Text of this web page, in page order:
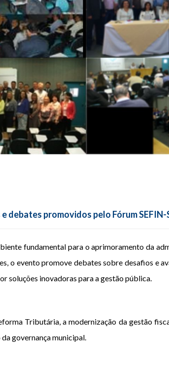
debates promovidos pelo Fórum
fundamental para o aprimoramento da
o evento promove debates sobre desafios e
soluções inovadoras para a gestão pública.
Tributária, a modernização da gestão
governança municipal.